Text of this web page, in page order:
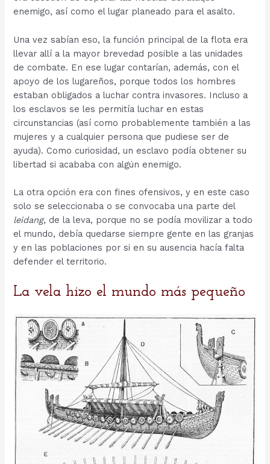
enemigo, así como el lugar planeado para el asalto.
Una vez sabían eso, la función principal de la flota era
llevar allí a la mayor brevedad posible a las unidades
de combate. En ese lugar contarían, además, con el
apoyo de los lugareños, porque todos los hombres
estaban obligados a luchar contra invasores. Incluso a
los esclavos se les permitía luchar en estas
circunstancias (así como probablemente también a las
mujeres y a cualquier persona que pudiese ser de
ayuda). Como curiosidad, un esclavo podía obtener su
libertad si acababa con algún enemigo.
La otra opción era con fines ofensivos, y en este caso
solo se seleccionaba o se convocaba una parte del
leidang, de la leva, porque no se podía movilizar a todo
el mundo, debía quedarse siempre gente en las granjas
y en las poblaciones por si en su ausencia hacía falta
defender el territorio.
La vela hizo el mundo más pequeño